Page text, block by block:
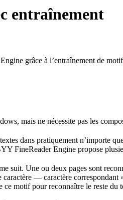
entraînement
grâce à l’entraînement de
mais ne nécessite pas les
dans pratiquement n’importe
FineReader Engine propose
suit. Une ou deux pages sont
— caractère correspondant
motif pour reconnaître le reste du